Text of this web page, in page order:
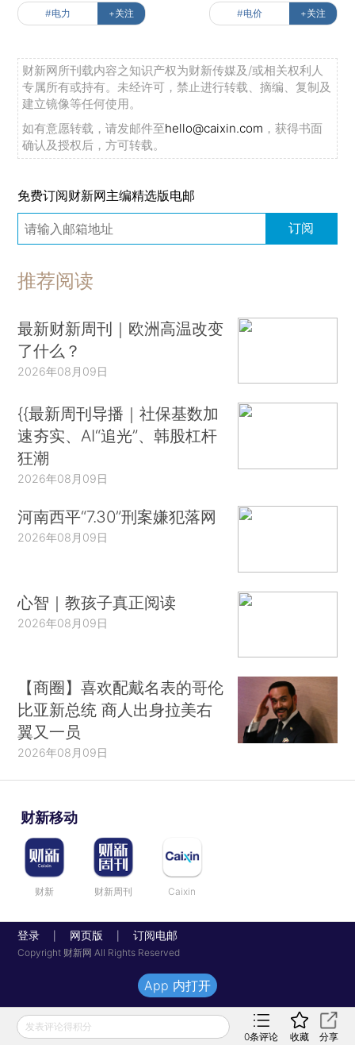
#电力 +关注 #电价 +关注
财新网所刊载内容之知识产权为财新传媒及/或相关权利人
专属所有或持有。未经许可，禁止进行转载、摘编、复制及
建立镜像等任何使用。
如有意愿转载，请发邮件至hello@caixin.com ，获得书面
确认及授权后，方可转载。
免费订阅财新网主编精选版电邮
订阅
推荐阅读
最新财新周刊｜欧洲高温改变
了什么？
2026年08月09日
{{最新周刊导播｜社保基数加
速夯实、AI“追光”、韩股杠杆
狂潮
2026年08月09日
河南西平“7.30”刑案嫌犯落网
2026年08月09日
心智｜教孩子真正阅读
2026年08月09日
【商圈】喜欢配戴名表的哥伦
比亚新总统 商人出身拉美右
翼又一员
2026年08月09日
财新移动
财新 财新周刊 Caixin
登录 网页版 订阅电邮
Copyright 财新网 All Rights Reserved
发表评论得积分
0条评论 收藏 分享
App 内打开